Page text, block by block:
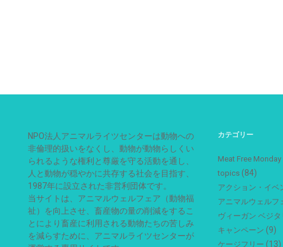
NPO法人アニマルライツセンターは動物への
非倫理的扱いをなくし、動物が動物らしくい
られるような権利と尊厳を守る活動を通し、
人と動物が穏やかに共存する社会を目指す、
1987年に設立された非営利団体です。
当サイトは、アニマルウェルフェア（動物福
祉）を向上させ、畜産物の量の削減をするこ
とにより畜産に利用される動物たちの苦しみ
を減らすために、アニマルライツセンターが
カテゴリー
Meat Free
topics (84)
アクション・イベ
アニマルウェルフ
ヴィーガン ベジタ
キャンペーン (9)
ケージフリー (13)